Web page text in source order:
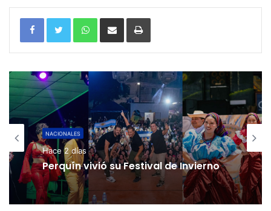
WhatsAppCompartir por correo electrónicoImprimir
NACIONALES
Hace 2 días
Perquín vivió su Festival de Invierno